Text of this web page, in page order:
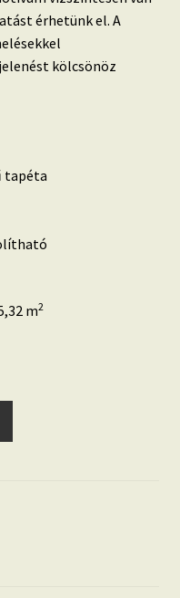
érhetünk el. A
kölcsönöz
tapéta
m2